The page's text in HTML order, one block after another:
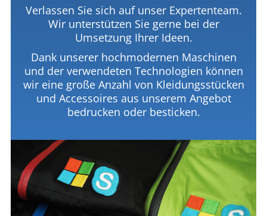
Verlassen Sie sich auf unser Expertenteam.
Wir unterstützen Sie gerne bei der
Umsetzung Ihrer Ideen.
Dank unserer hochmodernen Maschinen
und der verwendeten Technologien können
wir eine große Anzahl von Kleidungsstücken
und Accessoires aus unserem Angebot
bedrucken oder besticken.